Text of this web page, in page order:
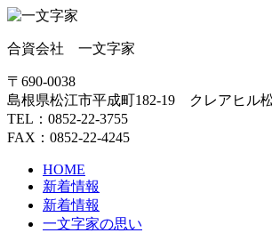
合資会社 一文字家
〒690-0038
島根県松江市平成町182-19 クレアヒル
TEL：0852-22-3755
FAX：0852-22-4245
HOME
新着情報
新着情報
一文字家の思い